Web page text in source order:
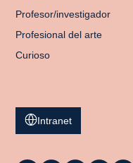
Profesor/investigador
Profesional del arte
Curioso
Intranet